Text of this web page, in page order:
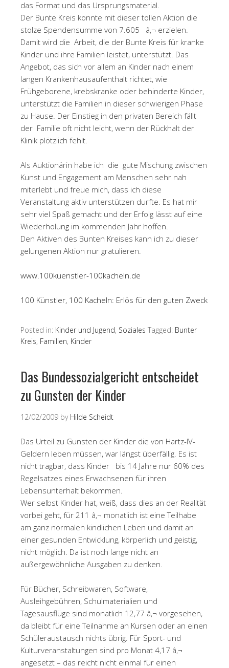
das Format und das Ursprungsmaterial.
Der Bunte Kreis konnte mit dieser tollen Aktion die
stolze Spendensumme von 7.605 â‚¬ erzielen.
Damit wird die Arbeit, die der Bunte Kreis für kranke
Kinder und ihre Familien leistet, unterstützt. Das
Angebot, das sich vor allem an Kinder nach einem
langen Krankenhausaufenthalt richtet, wie
Frühgeborene, krebskranke oder behinderte Kinder,
unterstützt die Familien in dieser schwierigen Phase
zu Hause. Der Einstieg in den privaten Bereich fällt
der Familie oft nicht leicht, wenn der Rückhalt der
Klinik plötzlich fehlt.
Als Auktionärin habe ich die gute Mischung zwischen
Kunst und Engagement am Menschen sehr nah
miterlebt und freue mich, dass ich diese
Veranstaltung aktiv unterstützen durfte. Es hat mir
sehr viel Spaß gemacht und der Erfolg lässt auf eine
Wiederholung im kommenden Jahr hoffen.
Den Aktiven des Bunten Kreises kann ich zu dieser
gelungenen Aktion nur gratulieren.
www.100kuenstler-100kacheln.de
100 Künstler, 100 Kacheln: Erlös für den guten Zweck
Posted in: Kinder und Jugend, Soziales Tagged: Bunter
Kreis, Familien, Kinder
Das Bundessozialgericht entscheidet
zu Gunsten der Kinder
12/02/2009 by Hilde Scheidt
Das Urteil zu Gunsten der Kinder die von Hartz-IV-
Geldern leben müssen, war längst überfällig. Es ist
nicht tragbar, dass Kinder bis 14 Jahre nur 60% des
Regelsatzes eines Erwachsenen für ihren
Lebensunterhalt bekommen.
Wer selbst Kinder hat, weiß, dass dies an der Realität
vorbei geht, für 211 â‚¬ monatlich ist eine Teilhabe
am ganz normalen kindlichen Leben und damit an
einer gesunden Entwicklung, körperlich und geistig,
nicht möglich. Da ist noch lange nicht an
außergewöhnliche Ausgaben zu denken.
Für Bücher, Schreibwaren, Software,
Ausleihgebühren, Schulmaterialien und
Tagesausflüge sind monatlich 12,77 â‚¬ vorgesehen,
da bleibt für eine Teilnahme an Kursen oder an einen
Schüleraustausch nichts übrig. Für Sport- und
Kulturveranstaltungen sind pro Monat 4,17 â‚¬
angesetzt – das reicht nicht einmal für einen